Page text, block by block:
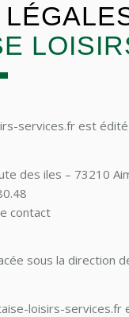
services.fr est
des iles – 73210
contact
sous la direction
loisirs-services.fr